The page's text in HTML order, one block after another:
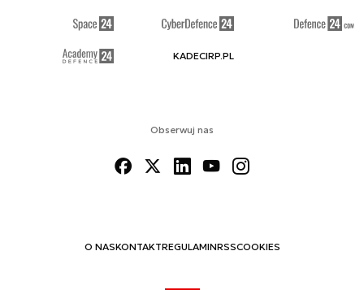
Obserwuj nas
O NASKONTAKTREGULAMINRSSCOOKIES
KADECIRP.PL